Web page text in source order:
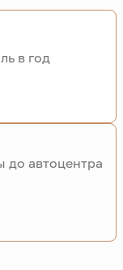
в год
до автоцентра